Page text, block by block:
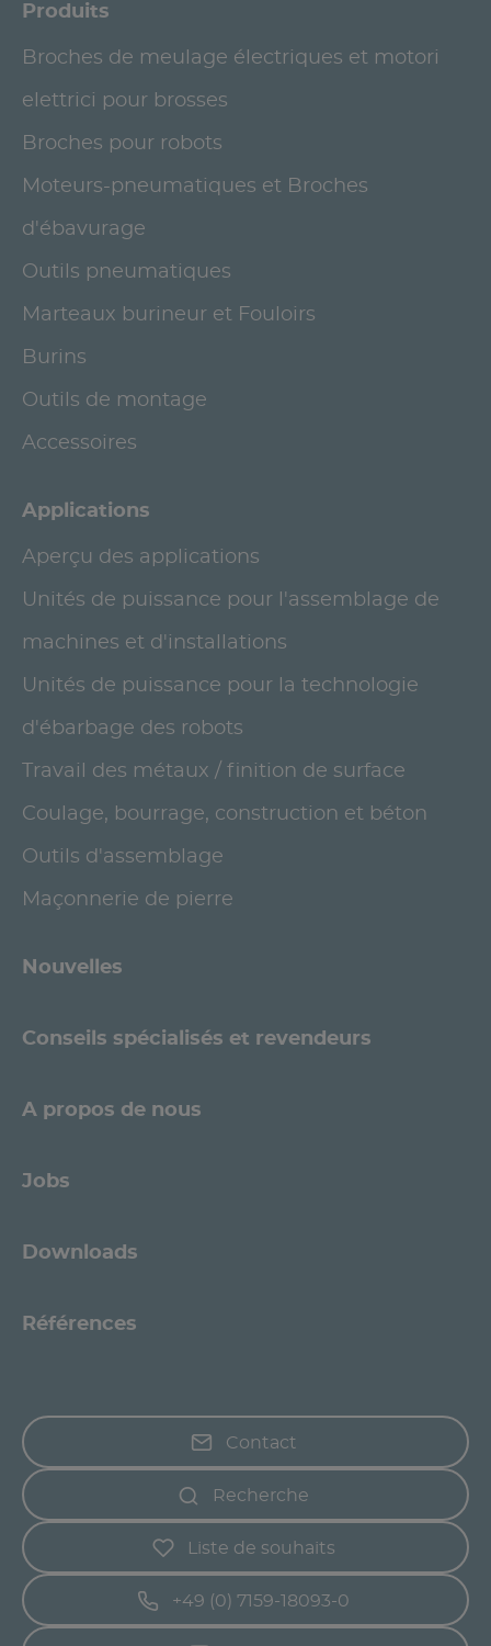
Produits
Broches de meulage électriques et motori
elettrici pour brosses
Broches pour robots
Moteurs-pneumatiques et Broches
d'ébavurage
Outils pneumatiques
Marteaux burineur et Fouloirs
Burins
Outils de montage
Accessoires
Applications
Aperçu des applications
Unités de puissance pour l'assemblage de
machines et d'installations
Unités de puissance pour la technologie
d'ébarbage des robots
Travail des métaux / finition de surface
Coulage, bourrage, construction et béton
Outils d'assemblage
Maçonnerie de pierre
Nouvelles
Conseils spécialisés et revendeurs
A propos de nous
Jobs
Downloads
Références
Contact
Recherche
Liste de souhaits
+49 (0) 7159-18093-0